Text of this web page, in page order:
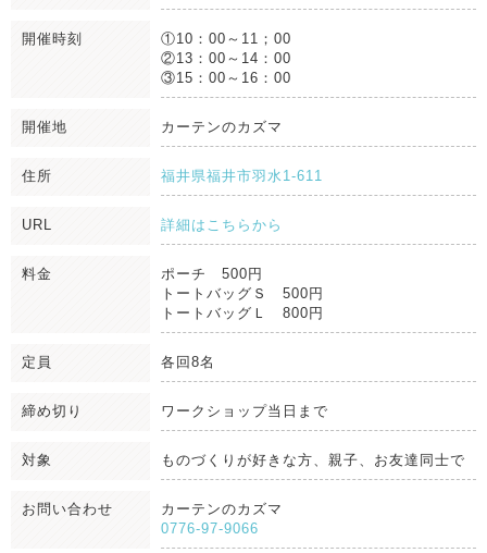
開催時刻
①10：00～11；00
②13：00～14：00
③15：00～16：00
開催地 カーテンのカズマ
住所 福井県福井市羽水1-611
URL 詳細はこちらから
料金
ポーチ 500円
トートバッグＳ 500円
トートバッグＬ 800円
定員 各回8名
締め切り ワークショップ当日まで
対象 ものづくりが好きな方、親子、お友達同士で
お問い合わせ
カーテンのカズマ
0776-97-9066